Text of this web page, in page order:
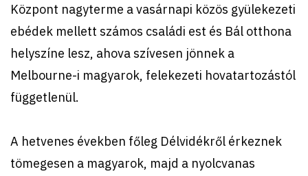
Központ nagyterme a vasárnapi közös gyülekezeti
ebédek mellett számos családi est és Bál otthona
helyszíne lesz, ahova szívesen jönnek a
Melbourne-i magyarok, felekezeti hovatartozástól
függetlenül.
A hetvenes években főleg Délvidékről érkeznek
tömegesen a magyarok, majd a nyolcvanas